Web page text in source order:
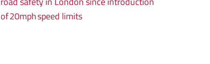
of 20mph speed limits